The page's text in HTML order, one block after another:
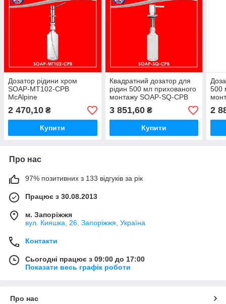
Дозатор рідини хром
SOAP-MT102-CPB
McAlpine
2 470,10 ₴
Купити
Квадратний дозатор для
рідин 500 мл прихованого
монтажу SOAP-SQ-CPB
3 851,60₴
Купити
500
2
Про нас
97% позитивних з 133 відгуків за рік
Працює з 30.08.2013
м. Запоріжжя
вул. Кияшка, 26, Запоріжжя, Україна
Контакти
Сьогодні працює з 09:00 до 17:00
Показати весь графік роботи
Про нас